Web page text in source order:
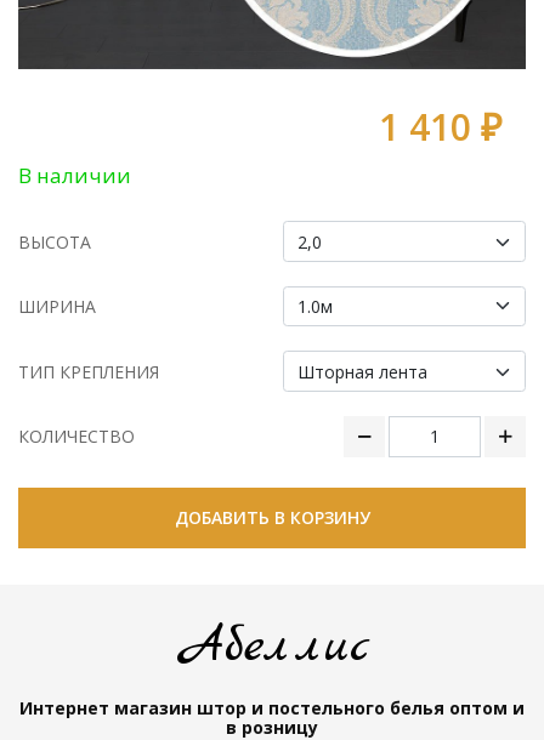
1 410 ₽
В наличии
ВЫСОТА
ШИРИНА
ТИП КРЕПЛЕНИЯ
КОЛИЧЕСТВО
ДОБАВИТЬ В КОРЗИНУ
Абеллис
Интернет магазин штор и постельного белья оптом и
в розницу